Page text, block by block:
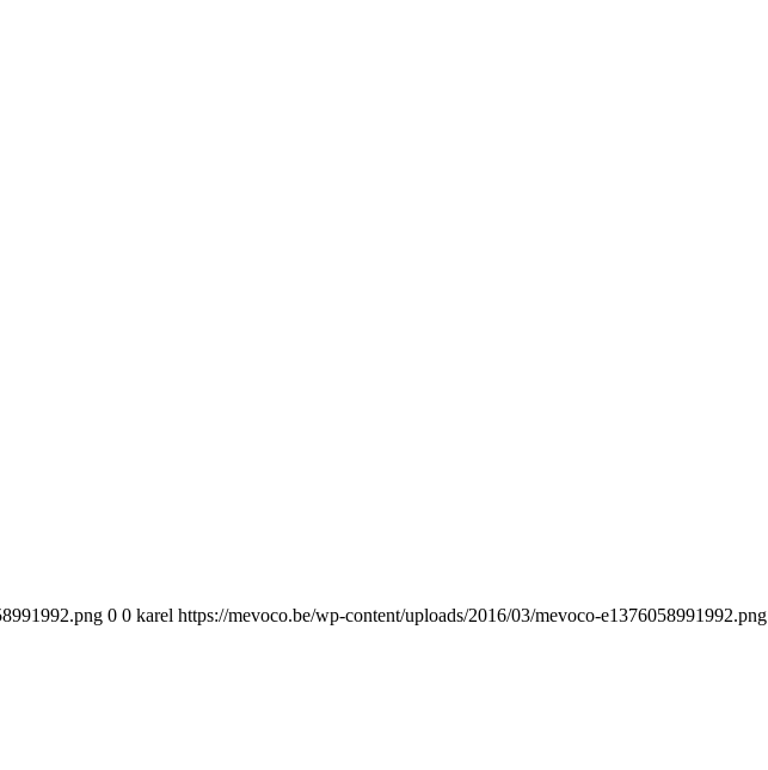
0 0 karel https://mevoco.be/wp-content/uploads/2016/03/mevoco-e1376058991992.png